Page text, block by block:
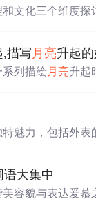
文化三个维度探
态系统的影响。
亮照山川’的传说
,描写 月亮升起
列描绘 月亮升起
月升的每一个动
力。魅力，包括外表
语大集中
容貌与表达爱慕